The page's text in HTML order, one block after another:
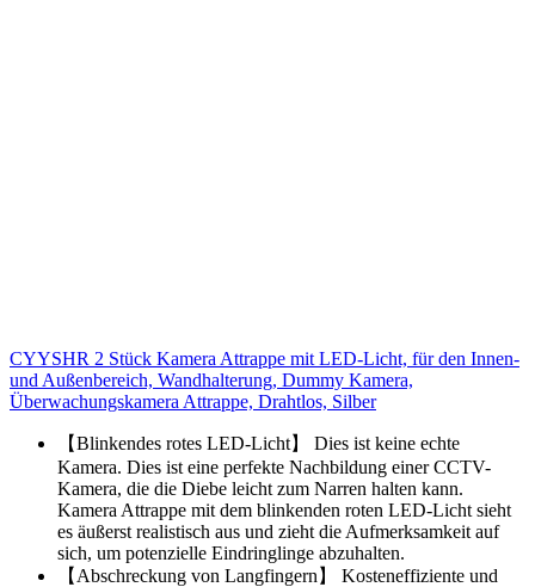
CYYSHR 2 Stück Kamera Attrappe mit LED-Licht, für den Innen-
und Außenbereich, Wandhalterung, Dummy Kamera,
Überwachungskamera Attrappe, Drahtlos, Silber
【Blinkendes rotes LED-Licht】 Dies ist keine echte
Kamera. Dies ist eine perfekte Nachbildung einer CCTV-
Kamera, die die Diebe leicht zum Narren halten kann.
Kamera Attrappe mit dem blinkenden roten LED-Licht sieht
es äußerst realistisch aus und zieht die Aufmerksamkeit auf
sich, um potenzielle Eindringlinge abzuhalten.
【Abschreckung von Langfingern】 Kosteneffiziente und